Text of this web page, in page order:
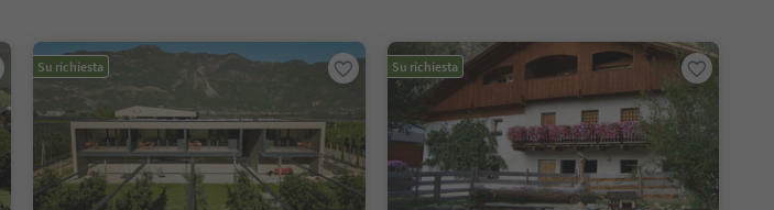
Su richiesta Su richiesta